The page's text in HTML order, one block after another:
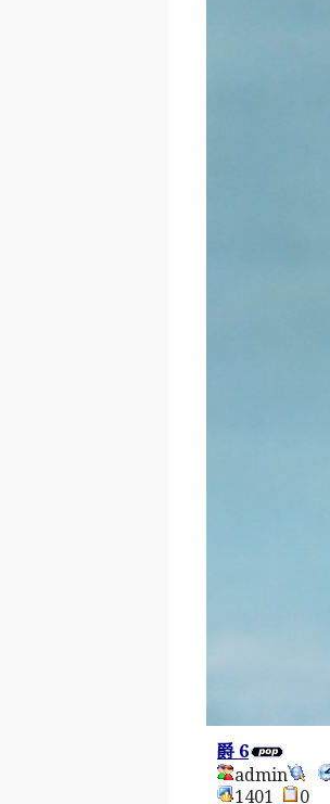
爵 6
admin
1401
0